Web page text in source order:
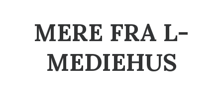
MERE FRA L-
MEDIEHUS